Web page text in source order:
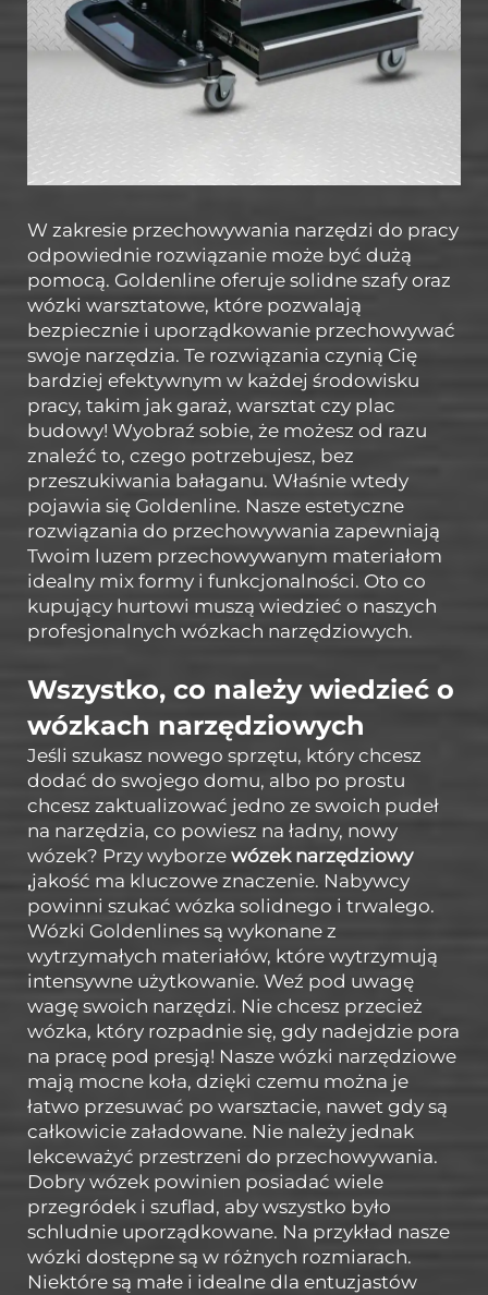
W zakresie przechowywania narzędzi do pracy
odpowiednie rozwiązanie może być dużą
pomocą. Goldenline oferuje solidne szafy oraz
wózki warsztatowe, które pozwalają
bezpiecznie i uporządkowanie przechowywać
swoje narzędzia. Te rozwiązania czynią Cię
bardziej efektywnym w każdej środowisku
pracy, takim jak garaż, warsztat czy plac
budowy! Wyobraź sobie, że możesz od razu
znaleźć to, czego potrzebujesz, bez
przeszukiwania bałaganu. Właśnie wtedy
pojawia się Goldenline. Nasze estetyczne
rozwiązania do przechowywania zapewniają
Twoim luzem przechowywanym materiałom
idealny mix formy i funkcjonalności. Oto co
kupujący hurtowi muszą wiedzieć o naszych
profesjonalnych wózkach narzędziowych.
Wszystko, co należy wiedzieć o
wózkach narzędziowych
Jeśli szukasz nowego sprzętu, który chcesz
dodać do swojego domu, albo po prostu
chcesz zaktualizować jedno ze swoich pudeł
na narzędzia, co powiesz na ładny, nowy
wózek? Przy wyborze wózek narzędziowy
,jakość ma kluczowe znaczenie. Nabywcy
powinni szukać wózka solidnego i trwalego.
Wózki Goldenlines są wykonane z
wytrzymałych materiałów, które wytrzymują
intensywne użytkowanie. Weź pod uwagę
wagę swoich narzędzi. Nie chcesz przecież
wózka, który rozpadnie się, gdy nadejdzie pora
na pracę pod presją! Nasze wózki narzędziowe
mają mocne koła, dzięki czemu można je
łatwo przesuwać po warsztacie, nawet gdy są
całkowicie załadowane. Nie należy jednak
lekceważyć przestrzeni do przechowywania.
Dobry wózek powinien posiadać wiele
przegródek i szuflad, aby wszystko było
schludnie uporządkowane. Na przykład nasze
wózki dostępne są w różnych rozmiarach.
Niektóre są małe i idealne dla entuzjastów